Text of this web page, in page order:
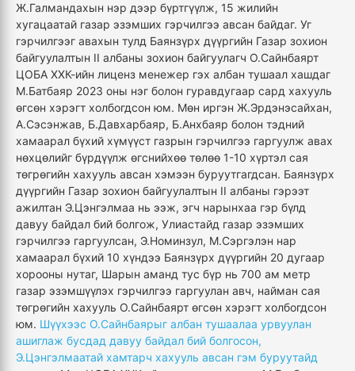
Ж.Галмандахын нэр дээр бүртгүүлж, 15 жилийн
хугацаатай газар эзэмших гэрчилгээ авсан байдаг. Уг
гэрчилгээг авахын тулд Баянзүрх дүүргийн Газар зохион
байгуулалтын II албаны зохион байгуулагч О.Сайнбаярт
ЦОБА ХХК-ийн лиценз менежер гэх албан тушаал хашдаг
М.Батбаяр 2023 оны нэг болон гуравдугаар сард хахууль
өгсөн хэрэгт холбогдсон юм. Мөн иргэн Ж.Эрдэнэсайхан,
А.Сэсэнжав, Б.Давхарбаяр, Б.Анхбаяр болон тэдний
хамаарал бүхий хүмүүст газрын гэрчилгээ гаргуулж авах
нөхцөлийг бүрдүүлж өгснийхөө төлөө 1-10 хүртэл сая
төгрөгийн хахууль авсан хэмээн буруутгагдсан. Баянзүрх
дүүргийн Газар зохион байгуулалтын II албаны гэрээт
ажилтан Э.Цэнгэлмаа нь ээж, эгч нарынхаа гэр бүлд
давуу байдал бий болгож, Улиастайд газар эзэмших
гэрчилгээ гаргуулсан, Э.Номинзул, М.Сэргэлэн нар
хамаарал бүхий 10 хүндээ Баянзүрх дүүргийн 20 дугаар
хорооны нутаг, Шарын аманд тус бүр нь 700 ам метр
газар эзэмшүүлэх гэрчилгээ гаргуулан авч, найман сая
төгрөгийн хахууль О.Сайнбаярт өгсөн хэрэгт холбогдсон
юм. Шүүхээс О.Сайнбаярыг албан тушаалаа урвуулан
ашиглаж бусдад давуу байдал бий болгосон,
Э.Цэнгэлмаатай хамтарч хахууль авсан гэм буруутайд